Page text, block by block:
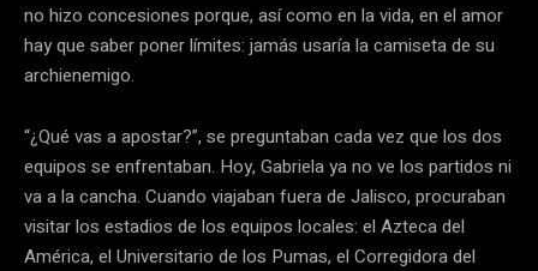
no hizo concesiones porque, así como en la vida, en el amor
hay que saber poner límites: jamás usaría la camiseta de su
archienemigo.
“¿Qué vas a apostar?”, se preguntaban cada vez que los dos
equipos se enfrentaban. Hoy, Gabriela ya no ve los partidos ni
va a la cancha. Cuando viajaban fuera de Jalisco, procuraban
visitar los estadios de los equipos locales: el Azteca del
América, el Universitario de los Pumas, el Corregidora del